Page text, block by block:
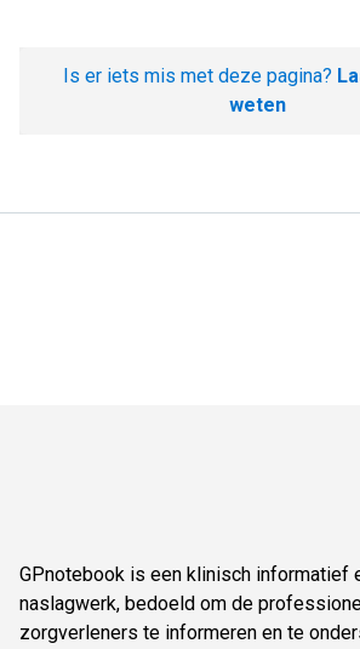
Is er iets mis met deze pagina?
weten
GPnotebook is een klinisch informatief
naslagwerk, bedoeld om de
zorgverleners te informeren en te